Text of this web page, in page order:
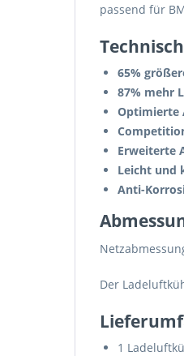
passend für
65%
87% mehr
Optimierte
Erweiterte
Leicht und
Anti-
Der
1